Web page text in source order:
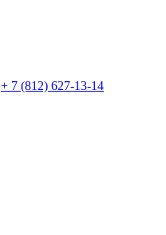
+ 7 (812) 627-13-14